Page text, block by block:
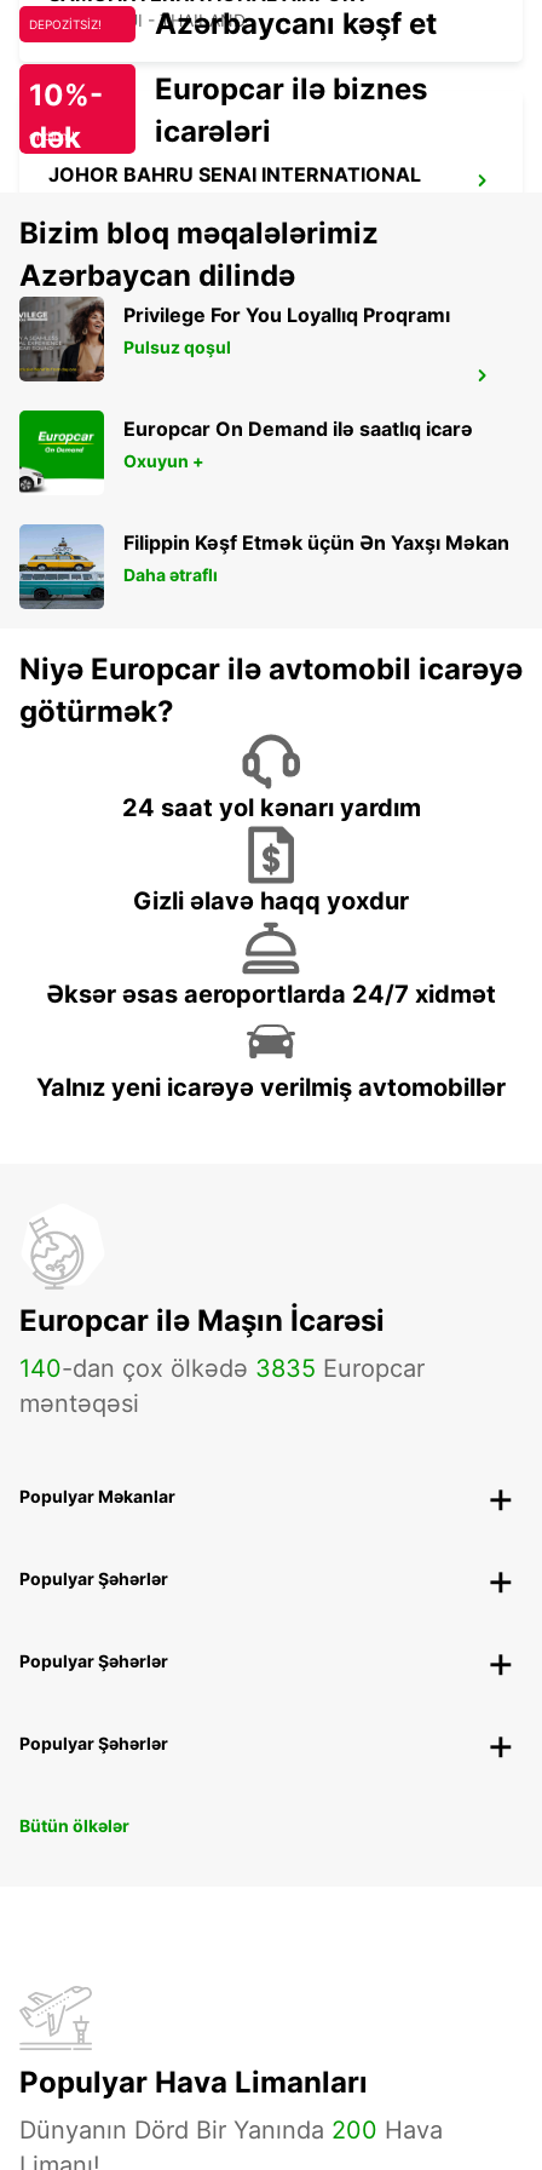
KOH SAMUI - THAILAND
JOHOR BAHRU SENAI INTERNATIONAL
JOHOR BAHRU - MALAYSIA
JOHOR BAHRU DOWNTOWN
JOHOR BAHRU - MALAYSIA
DEPOZİTSİZ! Azərbaycanı kəşf et
10%-
dək
endirim!
Europcar ilə biznes
icarələri
Bizim bloq məqalələrimiz
Azərbaycan dilində
Privilege For You Loyallıq Proqramı
Pulsuz qoşul
Europcar On Demand ilə saatlıq icarə
Oxuyun +
Filippin Kəşf Etmək üçün Ən Yaxşı Məkan
Daha ətraflı
Niyə Europcar ilə avtomobil icarəyə
götürmək?
24 saat yol kənarı yardım
Gizli əlavə haqq yoxdur
Əksər əsas aeroportlarda 24/7 xidmət
Yalnız yeni icarəyə verilmiş avtomobillər
Europcar ilə Maşın İcarəsi
140-dan çox ölkədə 3835 Europcar
məntəqəsi
Populyar Məkanlar
Populyar Şəhərlər
Populyar Şəhərlər
Populyar Şəhərlər
Bütün ölkələr
Populyar Hava Limanları
Dünyanın Dörd Bir Yanında 200 Hava